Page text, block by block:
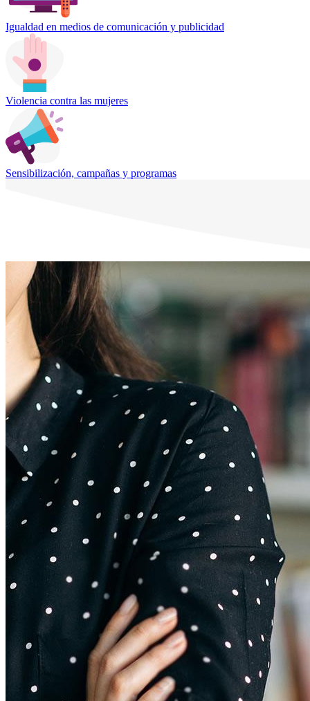
Igualdad en medios de comunicación y publicidad
Violencia contra las mujeres
Sensibilización, campañas y programas